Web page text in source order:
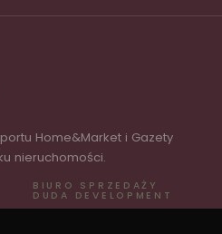
Home&Market i Gazety
nieruchomości.
BIURO SPRZEDAŻY
DUDA DEVELOPMENT